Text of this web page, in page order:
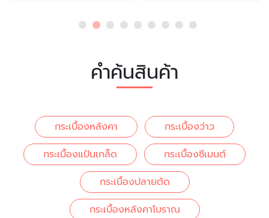
คำค้นสินค้า
กระเบื้องหลังคา
กระเบื้องว่าว
กระเบื้องแป้นเกล็ด
กระเบื้องซีเมนต์
กระเบื้องปลายตัด
กระเบื้องหลังคาโบราณ